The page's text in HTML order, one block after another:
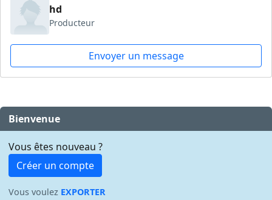
hd
Producteur
Envoyer un message
Bienvenue
Vous êtes nouveau ?
Créer un compte
Vous voulez EXPORTER